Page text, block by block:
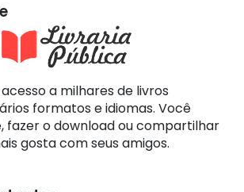
a milhares de livros
formatos e idiomas. Você
fazer o download ou compartilhar
gosta com seus amigos.